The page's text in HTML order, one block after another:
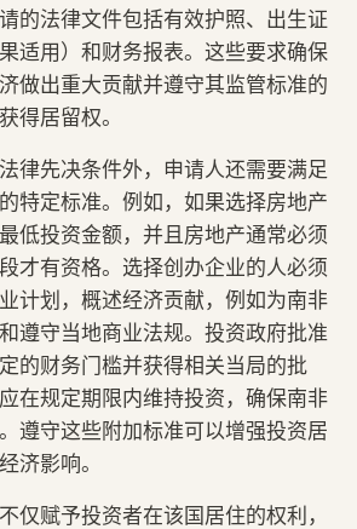
的法律文件包括有效护照、出生证
适用）和财务报表。这些要求确保
做出重大贡献并遵守其监管标准的
得居留权。
律先决条件外，申请人还需要满足
特定标准。例如，如果选择房地产
低投资金额，并且房地产通常必须
才有资格。选择创办企业的人必须
计划，概述经济贡献，例如为南非
遵守当地商业法规。投资政府批准
的财务门槛并获得相关当局的批
在规定期限内维持投资，确保南非
遵守这些附加标准可以增强投资居
济影响。
仅赋予投资者在该国居住的权利，